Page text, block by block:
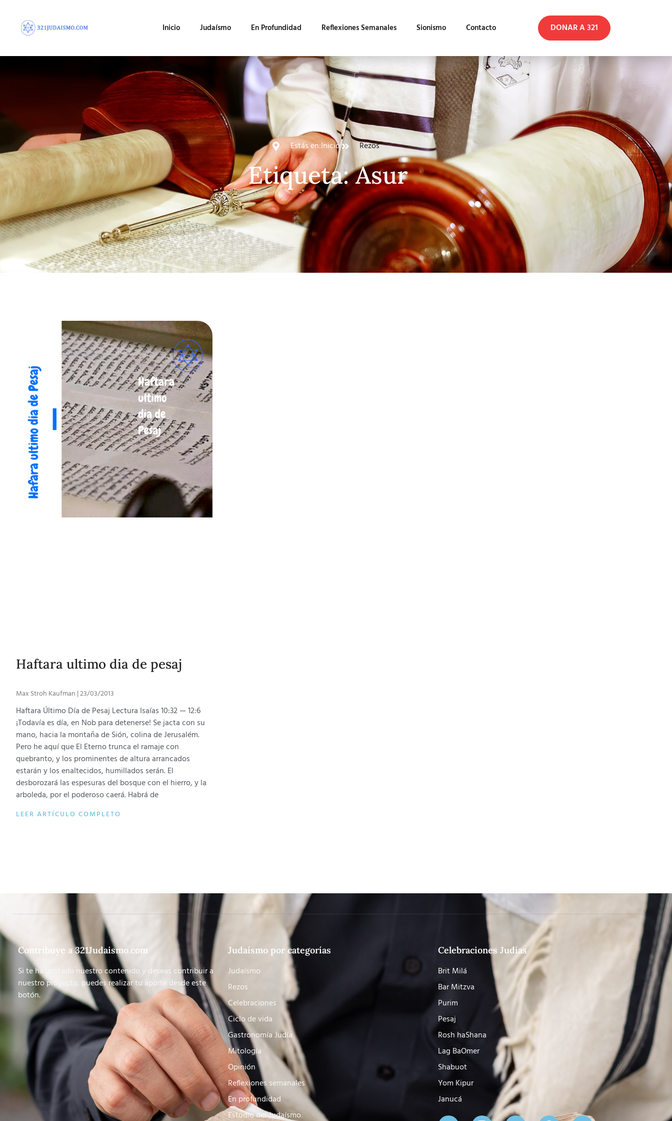
Inicio Judaísmo En Profundidad Reflexiones Semanales Sionismo Contacto DONAR A 321
Estás en:Inicio Rezos
Etiqueta: Asur
Haftara ultimo dia de pesaj
Max Stroh Kaufman 23/03/2013
Haftara Último Día de Pesaj Lectura Isaías 10:32 — 12:6
¡Todavía es día, en Nob para detenerse! Se jacta con su
mano, hacia la montaña de Sión, colina de Jerusalém.
Pero he aquí que El Eterno trunca el ramaje con
quebranto, y los prominentes de altura arrancados
estarán y los enaltecidos, humillados serán. El
desborozará las espesuras del bosque con el hierro, y la
arboleda, por el poderoso caerá. Habrá de
LEER ARTÍCULO COMPLETO
Contribuye a 321Judaismo.com
Si te ha gustado nuestro contenido y deseas contribuir a
nuestro proyecto, puedes realizar tu aporte desde este
botón.
Judaísmo por categorías
Judaísmo
Rezos
Celebraciones
Ciclo de vida
Gastronomía Judía
Mitología
Opinión
Reflexiones semanales
En profundidad
Estudio del Judaísmo
Celebraciones Judías
Brit Milá
Bar Mitzva
Purim
Pesaj
Rosh haShana
Lag BaOmer
Shabuot
Yom Kipur
Janucá